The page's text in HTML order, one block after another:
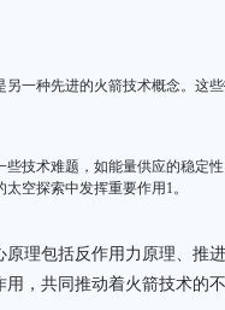
另一种先进的火箭技术概念。这
些技术难题，如能量供应的稳定
空探索中发挥重要作用1。
理包括反作用力原理、推
，共同推动着火箭技术的不